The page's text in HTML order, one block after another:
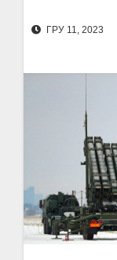
ГРУ 11, 2023